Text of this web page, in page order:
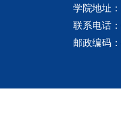
学院地址
联系电话
邮政编码